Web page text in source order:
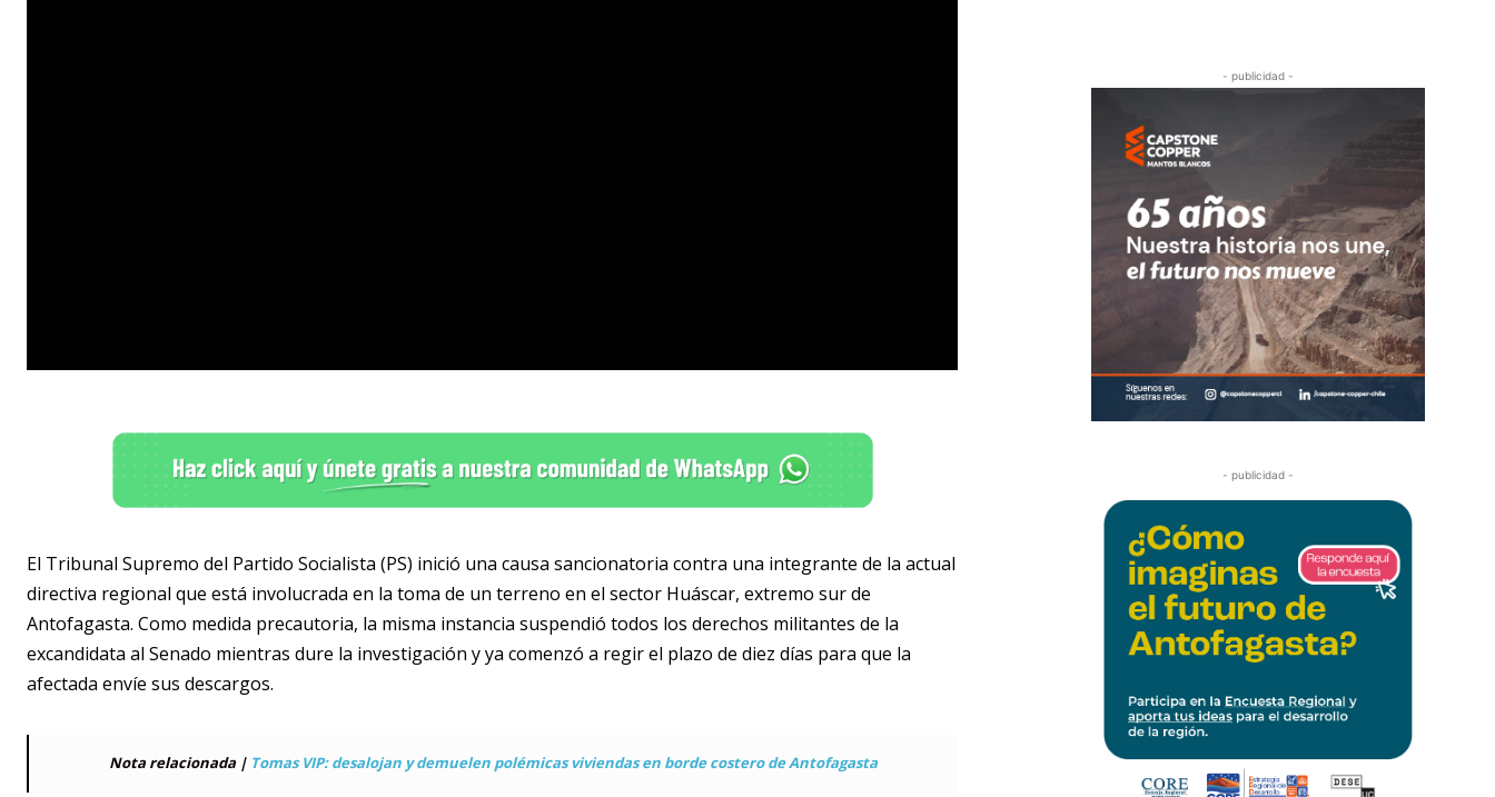
El Tribunal Supremo del Partido Socialista (PS) inició una causa sancionatoria contra una integrante de la actual
directiva regional que está involucrada en la toma de un terreno en el sector Huáscar, extremo sur de
Antofagasta. Como medida precautoria, la misma instancia suspendió todos los derechos militantes de la
excandidata al Senado mientras dure la investigación y ya comenzó a regir el plazo de diez días para que la
afectada envíe sus descargos.
Nota relacionada | Tomas VIP: desalojan y demuelen polémicas viviendas en borde costero de Antofagasta
- publicidad -
- publicidad -